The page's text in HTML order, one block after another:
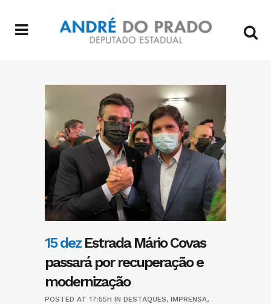
15 dezEstrada Mário Covas
passará por recuperação e
modernização
POSTED AT 17:55H IN DESTAQUES, IMPRENSA,